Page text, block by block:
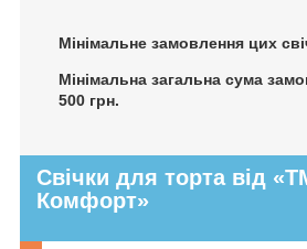
Мінімальне замовлення цих
Мінімальна загальна сума
500 грн.
Свічки для торта від
Комфорт»